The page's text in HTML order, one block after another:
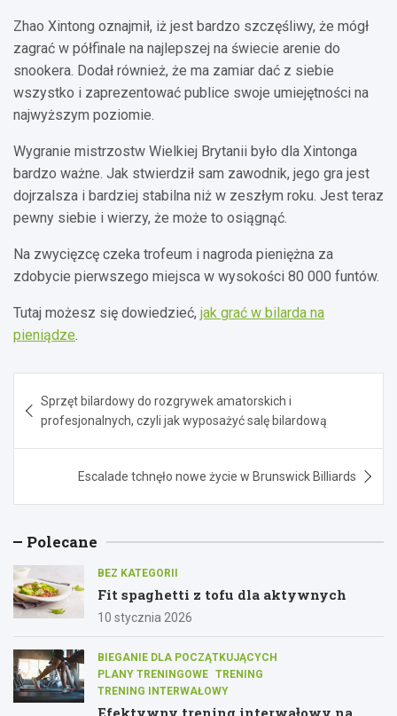
Zhao Xintong oznajmił, iż jest bardzo szczęśliwy, że mógł
zagrać w półfinale na najlepszej na świecie arenie do
snookera. Dodał również, że ma zamiar dać z siebie
wszystko i zaprezentować publice swoje umiejętności na
najwyższym poziomie.
Wygranie mistrzostw Wielkiej Brytanii było dla Xintonga
bardzo ważne. Jak stwierdził sam zawodnik, jego gra jest
dojrzalsza i bardziej stabilna niż w zeszłym roku. Jest teraz
pewny siebie i wierzy, że może to osiągnąć.
Na zwycięzcę czeka trofeum i nagroda pieniężna za
zdobycie pierwszego miejsca w wysokości 80 000 funtów.
Tutaj możesz się dowiedzieć, jak grać w bilarda na
pieniądze.
wpisu
Sprzęt bilardowy do rozgrywek amatorskich i
profesjonalnych, czyli jak wyposażyć salę bilardową
Escalade tchnęło nowe życie w Brunswick Billiards
Polecane
BEZ KATEGORII
Fit spaghetti z tofu dla aktywnych
10 stycznia 2026
BIEGANIE DLA POCZĄTKUJĄCYCH
PLANY TRENINGOWE TRENING
TRENING INTERWAŁOWY
Efektywny trening interwałowy na